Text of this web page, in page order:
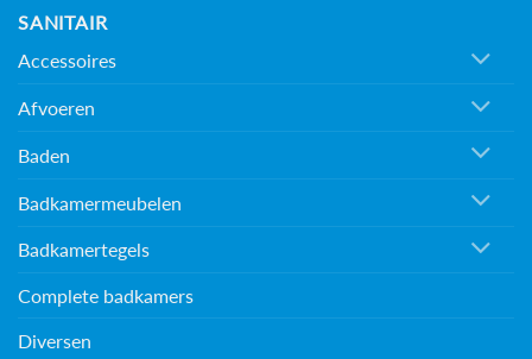
SANITAIR
Accessoires
Afvoeren
Baden
Badkamermeubelen
Badkamertegels
Complete badkamers
Diversen